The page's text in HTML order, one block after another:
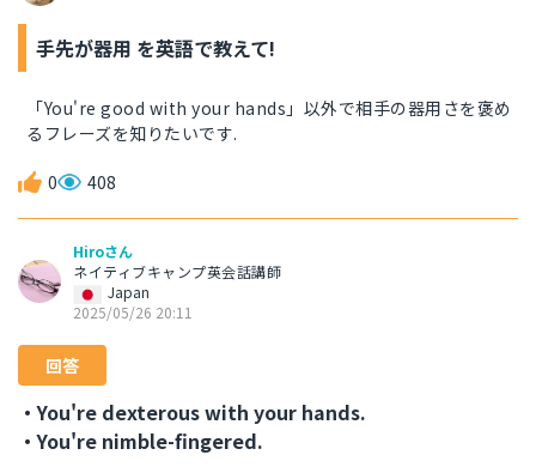
手先が器用 を英語で教えて!
「You're good with your hands」以外で相手の器用さを褒め
るフレーズを知りたいです.
0 408
Hiroさん
ネイティブキャンプ英会話講師
Japan
2025/05/26 20:11
回答
・You're dexterous with your hands.
・You're nimble-fingered.